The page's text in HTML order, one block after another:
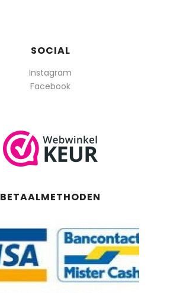
SOCIAL
Instagram
Facebook
BETAALMETHODEN